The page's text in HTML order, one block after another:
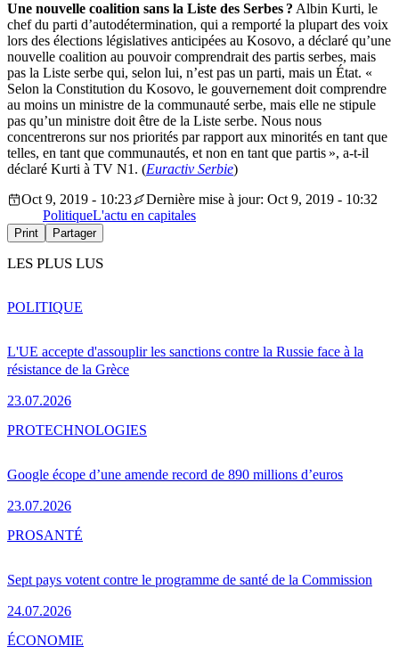
Une nouvelle coalition sans la Liste des Serbes ? Albin Kurti, le
chef du parti d’autodétermination, qui a remporté la plupart des voix
lors des élections législatives anticipées au Kosovo, a déclaré qu’une
nouvelle coalition au pouvoir comprendrait des partis serbes, mais
pas la Liste serbe qui, selon lui, n’est pas un parti, mais un État. «
Selon la Constitution du Kosovo, le gouvernement doit comprendre
au moins un ministre de la communauté serbe, mais elle ne stipule
pas qu’un ministre doit être de la Liste serbe. Nous nous
concentrerons sur nos priorités par rapport aux minorités en tant que
telles, en tant que communautés, et non en tant que partis », a-t-il
déclaré Kurti à TV N1. (Euractiv Serbie)
Oct 9, 2019 - 10:23
Dernière mise à jour: Oct 9, 2019 - 10:32
PolitiqueL'actu en capitales
Print Partager
LES PLUS LUS
L'UE accepte d'assouplir les sanctions contre la Russie face à la
résistance de la Grèce
23.07.2026
POLITIQUE
Google écope d’une amende record de 890 millions d’euros
23.07.2026
PROTECHNOLOGIES
Sept pays votent contre le programme de santé de la Commission
24.07.2026
PROSANTÉ
ÉCONOMIE